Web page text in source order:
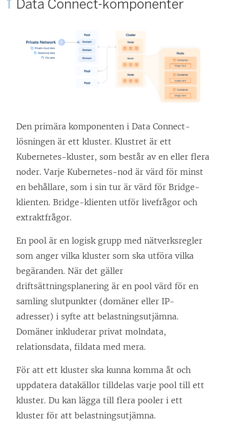
Data Connect-komponenter
Den primära komponenten i Data Connect-
lösningen är ett kluster. Klustret är ett
Kubernetes-kluster, som består av en eller flera
noder. Varje Kubernetes-nod är värd för minst
en behållare, som i sin tur är värd för Bridge-
klienten. Bridge-klienten utför livefrågor och
extraktfrågor.
En pool är en logisk grupp med nätverksregler
som anger vilka kluster som ska utföra vilka
begäranden. När det gäller
driftsättningsplanering är en pool värd för en
samling slutpunkter (domäner eller IP-
adresser) i syfte att belastningsutjämna.
Domäner inkluderar privat molndata,
relationsdata, fildata med mera.
För att ett kluster ska kunna komma åt och
uppdatera datakällor tilldelas varje pool till ett
kluster. Du kan lägga till flera pooler i ett
kluster för att belastningsutjämna.